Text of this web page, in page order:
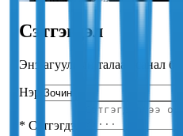
Сэтгэгдэл
Энэ агуулгын талаар санал
Нэр
* Сэтгэгдэл